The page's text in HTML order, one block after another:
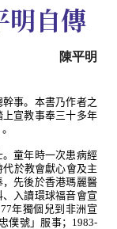
明自傳
陳平明
事。本書乃作者之
宣教事奉三十多年
童年時一次患病經
於教會獻心會及主
先後於香港瑪麗醫
入讀環球福音會宣
年獨個兒到非洲宣
僕號」服事； 1983-